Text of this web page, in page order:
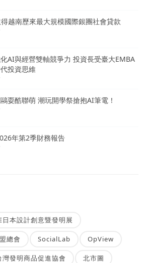
越南歷來最大規模國際銀團社會貸款
AI與經營雙軸競爭力 投資長受臺大EMBA
投資思維
耍酷聯萌 潮玩開學祭搶抱AI筆電！
年第2季財務報告
日本設計創意暨發明展
總會 SocialLab OpView
灣發明商品促進協會 北市圖